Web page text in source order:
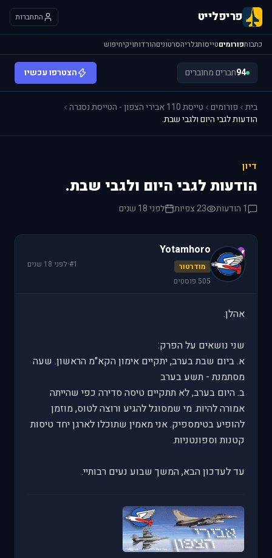
פריפלייט התחברות
כתבותפורומיםטייסותגלריהסרטוניםהורדותויקיחיפוש
94חברים מחוברים הצטרפו עכשיו
בית פורומים
טייסת 110 אבירי הצפון - הטייסת נסגרה
הודעות לגבי היום ולגבי שבת.
דיון
הודעות לגבי היום ולגבי שבת.
1 הודעות 23 צפיות לפני 18 שנים
Y
Yotamhoro
מודרטור
505 פוסטים
#1
·לפני 18 שנים
אהלן.
שני נושאים על הפרק:
א. ביום שבת בערב, יתקיים אימון הקא"מ הראשון. שעה
מסתמנת - תשע בערב
ב. היום בערב, לא תתקיים טיסה סדירה כפי שהייתה
אמורה להיות. מי שמסוגל להגיע ורוצה לטוס, מוזמן
להופיע בטימספיק. אני מאמין שתוכלו לארגן יחד טיסות
קטנות וספונטניות.
עד לעדכון הבא, המשך שבוע נעים רבותיי.